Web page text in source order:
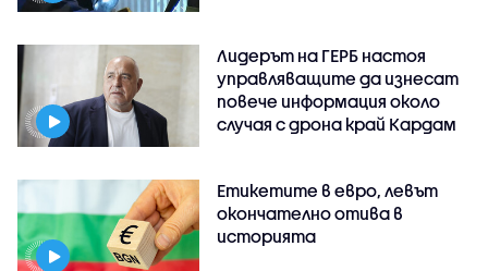
Лидерът на ГЕРБ настоя
управляващите да изнесат
повече информация около
случая с дрона край Кардам
Етикетите в евро, левът
окончателно отива в
историята